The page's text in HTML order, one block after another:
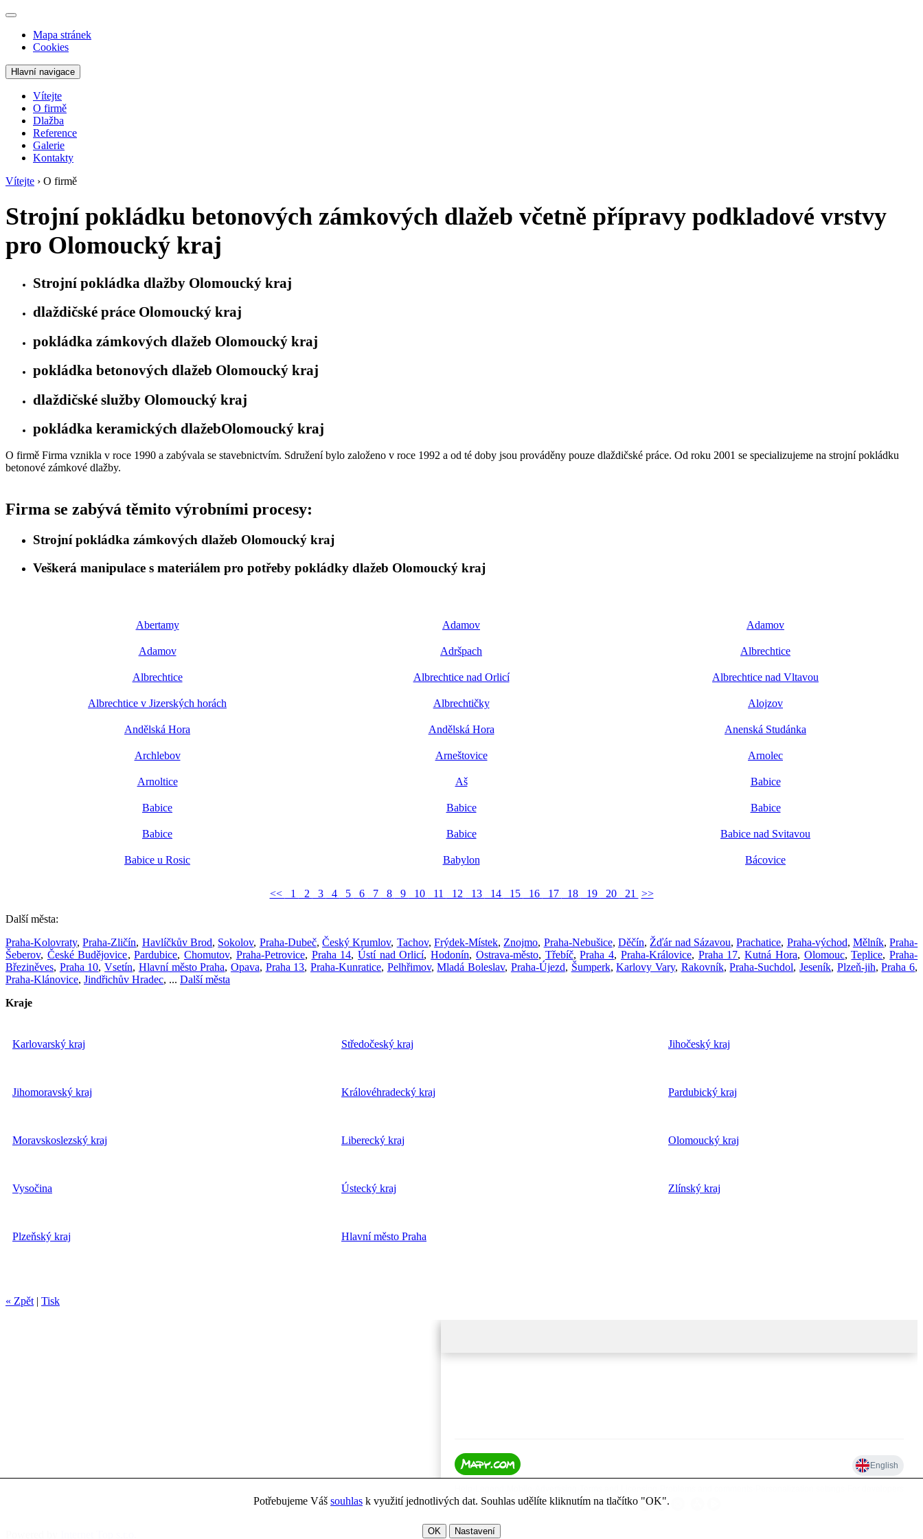
Mapa stránek
Cookies
Hlavní navigace
Vítejte
O firmě
Dlažba
Reference
Galerie
Kontakty
Vítejte › O firmě
Strojní pokládku betonových zámkových dlažeb včetně přípravy podkladové vrstvy
pro Olomoucký kraj
Strojní pokládka dlažby Olomoucký kraj
dlaždičské práce Olomoucký kraj
pokládka zámkových dlažeb Olomoucký kraj
pokládka betonových dlažeb Olomoucký kraj
dlaždičské služby Olomoucký kraj
pokládka keramických dlažebOlomoucký kraj
O firmě Firma vznikla v roce 1990 a zabývala se stavebnictvím. Sdružení bylo založeno v roce 1992 a od té doby jsou prováděny pouze dlaždičské práce. Od roku 2001 se specializujeme na strojní pokládku
betonové zámkové dlažby.
Firma se zabývá těmito výrobními procesy:
Strojní pokládka zámkových dlažeb Olomoucký kraj
Veškerá manipulace s materiálem pro potřeby pokládky dlažeb Olomoucký kraj
Abertamy Adamov Adamov
Adamov Adršpach Albrechtice
Albrechtice Albrechtice nad Orlicí Albrechtice nad Vltavou
Albrechtice v Jizerských horách Albrechtičky Alojzov
Andělská Hora Andělská Hora Anenská Studánka
Archlebov Arneštovice Arnolec
Arnoltice Aš Babice
Babice Babice Babice
Babice Babice Babice nad Svitavou
Babice u Rosic Babylon Bácovice
<< 1 2 3 4 5 6 7 8 9 10 11 12 13 14 15 16 17 18 19 20 21 >>
Další města:
Praha-Kolovraty,Praha-Zličín, Havlíčkův Brod, Sokolov, Praha-Dubeč, Český Krumlov, Tachov, Frýdek-Místek, Znojmo, Praha-Nebušice, Děčín, Žďár nad Sázavou,Prachatice, Praha-východ, Mělník,Praha-
Šeberov, České Budějovice,Pardubice, Chomutov, Praha-Petrovice, Praha 14, Ústí nad Orlicí,Hodonín, Ostrava-město, Třebíč,Praha 4, Praha-Královice, Praha 17,Kutná Hora, Olomouc,Teplice,Praha-
Březiněves, Praha 10,Vsetín, Hlavní město Praha, Opava, Praha 13,Praha-Kunratice, Pelhřimov,Mladá Boleslav, Praha-Újezd, Šumperk,Karlovy Vary, Rakovník,Praha-Suchdol,Jeseník, Plzeň-jih,Praha 6,
Praha-Klánovice, Jindřichův Hradec, ... Další města
Kraje
Karlovarský kraj Středočeský kraj Jihočeský kraj
Jihomoravský kraj Královéhradecký kraj Pardubický kraj
Moravskoslezský kraj Liberecký kraj Olomoucký kraj
Vysočina Ústecký kraj Zlínský kraj
Plzeňský kraj Hlavní město Praha
« Zpět | Tisk
Potřebujeme Váš souhlas k využití jednotlivých dat. Souhlas udělíte kliknutím na tlačítko "OK".
OK Nastavení